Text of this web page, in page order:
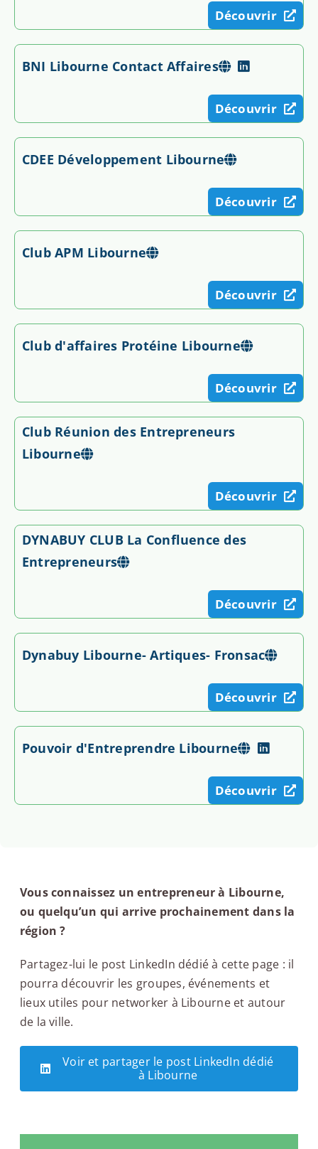
Découvrir
BNI Libourne Contact Affaires
Découvrir
CDEE Développement Libourne
Découvrir
Club APM Libourne
Découvrir
Club d'affaires Protéine Libourne
Découvrir
Club Réunion des Entrepreneurs
Libourne
Découvrir
DYNABUY CLUB La Confluence des
Entrepreneurs
Découvrir
Dynabuy Libourne- Artiques- Fronsac
Découvrir
Pouvoir d'Entreprendre Libourne
Découvrir
Vous connaissez un entrepreneur à Libourne,
ou quelqu’un qui arrive prochainement dans la
région ?
Partagez-lui le post LinkedIn dédié à cette page : il
pourra découvrir les groupes, événements et
lieux utiles pour networker à Libourne et autour
de la ville.
Voir et partager le post LinkedIn dédié
à Libourne